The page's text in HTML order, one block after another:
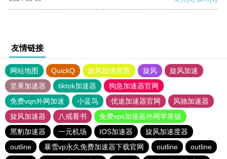
友情链接
网站地图 QuickQ 旋风加速度器 旋风
旋风加速
坚果加速器
tiktok加速器
狗急加速器官网
免费vqn外网加速
小蓝鸟 优途加速器官网
风驰加速器
旋风加速器
八戒看书
免费vps加速器外网苹果版
黑豹加速器
一元机场 IOS加速器
旋风加速度器
outline
暴雪vp永久免费加速器下载官网 outline
outline